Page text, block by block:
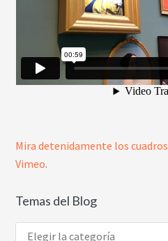
Mira detenidamente los cuadros
Vimeo.
Temas del Blog
Temas